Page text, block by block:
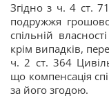
Згідно з ч. 4 ст.
подружжя
спільній
крім випадків,
ч. 2 ст. 364
що компенсація
за його згодою.